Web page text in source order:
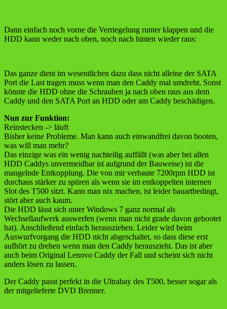
Dann einfach noch vorne die Verriegelung runter klappen und die
HDD kann weder nach oben, noch nach hinten wieder raus:
Das ganze dient im wesentlichen dazu dass nicht alleine der SATA
Port die Last tragen muss wenn man den Caddy mal umdreht. Sonst
könnte die HDD ohne die Schrauben ja nach oben raus aus dem
Caddy und den SATA Port an HDD oder am Caddy beschädigen.
Nun zur Funktion:
Reinstecken -> läuft
Bisher keine Probleme. Man kann auch einwandfrei davon booten,
was will man mehr?
Das einzige was ein wenig nachteilig auffällt (was aber bei allen
HDD Caddys unvermeidbar ist aufgrund der Bauweise) ist die
mangelnde Entkopplung. Die von mir verbaute 7200rpm HDD ist
durchaus stärker zu spüren als wenn sie im entkoppelten internen
Slot des T500 sitzt. Kann man nix machen, ist leider bauartbedingt,
stört aber auch kaum.
Die HDD lässt sich unter Windows 7 ganz normal als
Wechsellaufwerk auswerfen (wenn man nicht grade davon gebootet
hat). Anschließend einfach herausziehen. Leider wird beim
Auswurfvorgang die HDD nicht abgeschaltet, so dass diese erst
aufhört zu drehen wenn man den Caddy herauszieht. Das ist aber
auch beim Original Lenovo Caddy der Fall und scheint sich nicht
anders lösen zu lassen.
Der Caddy passt perfekt in die Ultrabay des T500, besser sogar als
der mitgelieferte DVD Brenner.